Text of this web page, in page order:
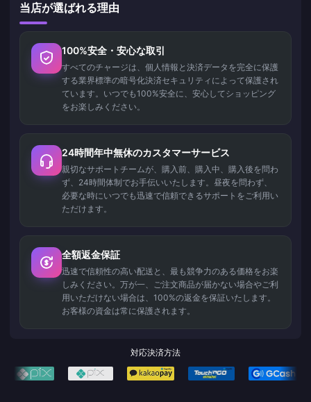
当店が選ばれる理由
100%安全・安心な取引
すべてのチャージは、個人情報と決済データを完全に保護
する業界標準の暗号化決済セキュリティによって保護され
ています。いつでも100%安全に、安心してショッピング
をお楽しみください。
24時間年中無休のカスタマーサービス
親切なサポートチームが、購入前、購入中、購入後を問わ
ず、24時間体制でお手伝いいたします。昼夜を問わず、
必要な時にいつでも迅速で信頼できるサポートをご利用い
ただけます。
全額返金保証
迅速で信頼性の高い配送と、最も競争力のある価格をお楽
しみください。万が一、ご注文商品が届かない場合やご利
用いただけない場合は、100%の返金を保証いたします。
お客様の資金は常に保護されます。
対応決済方法